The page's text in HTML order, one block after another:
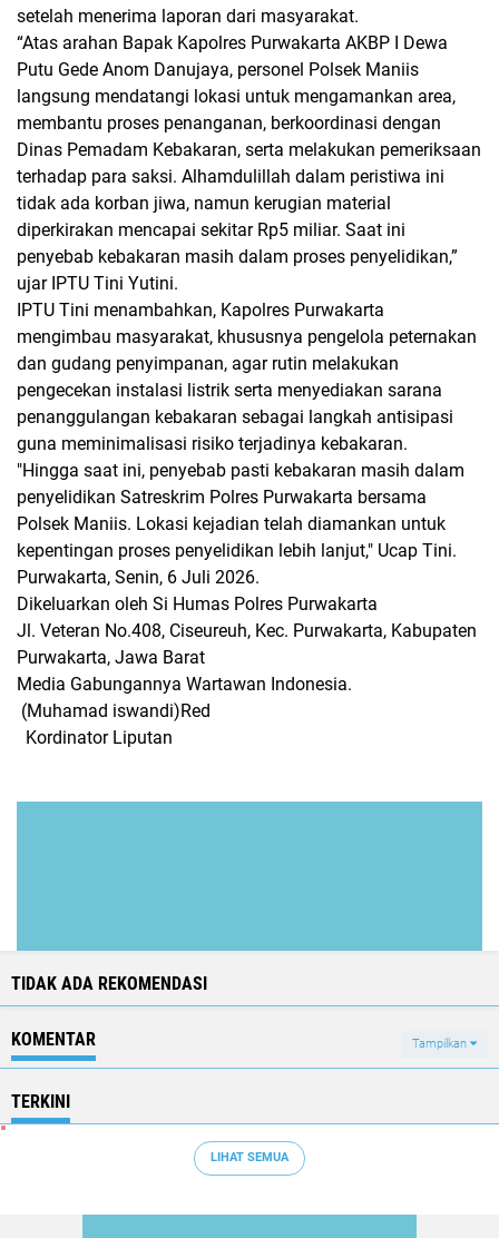
setelah menerima laporan dari masyarakat.
“Atas arahan Bapak Kapolres Purwakarta AKBP I Dewa
Putu Gede Anom Danujaya, personel Polsek Maniis
langsung mendatangi lokasi untuk mengamankan area,
membantu proses penanganan, berkoordinasi dengan
Dinas Pemadam Kebakaran, serta melakukan pemeriksaan
terhadap para saksi. Alhamdulillah dalam peristiwa ini
tidak ada korban jiwa, namun kerugian material
diperkirakan mencapai sekitar Rp5 miliar. Saat ini
penyebab kebakaran masih dalam proses penyelidikan,”
ujar IPTU Tini Yutini.
IPTU Tini menambahkan, Kapolres Purwakarta
mengimbau masyarakat, khususnya pengelola peternakan
dan gudang penyimpanan, agar rutin melakukan
pengecekan instalasi listrik serta menyediakan sarana
penanggulangan kebakaran sebagai langkah antisipasi
guna meminimalisasi risiko terjadinya kebakaran.
"Hingga saat ini, penyebab pasti kebakaran masih dalam
penyelidikan Satreskrim Polres Purwakarta bersama
Polsek Maniis. Lokasi kejadian telah diamankan untuk
kepentingan proses penyelidikan lebih lanjut," Ucap Tini.
Purwakarta, Senin, 6 Juli 2026.
Dikeluarkan oleh Si Humas Polres Purwakarta
Jl. Veteran No.408, Ciseureuh, Kec. Purwakarta, Kabupaten
Purwakarta, Jawa Barat
Media Gabungannya Wartawan Indonesia.
(Muhamad iswandi)Red
Kordinator Liputan
TIDAK ADA REKOMENDASI
KOMENTAR Tampilkan
TERKINI
LIHAT SEMUA